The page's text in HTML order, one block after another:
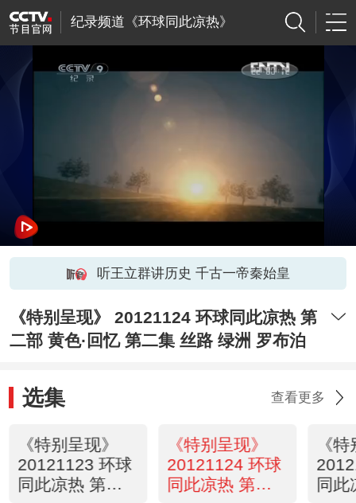
纪录频道《环球同此凉热》
听王立群讲历史 千古一帝秦始皇
《特别呈现》 20121124 环球同此凉热 第
二部 黄色·回忆 第二集 丝路 绿洲 罗布泊
选集 查看更多
《特别呈现》
20121123 环球
同此凉热 第二
《特别呈现》
20121124 环球
同此凉热 第二
《
同此